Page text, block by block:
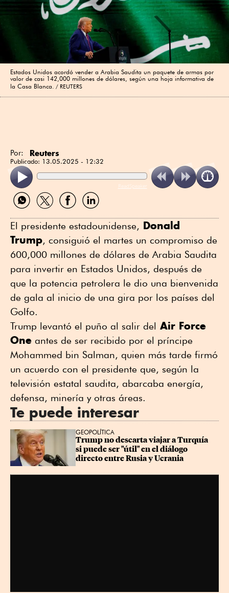
Estados Unidos acordó vender a Arabia Saudita un paquete de armas por
valor de casi 142,000 millones de dólares, según una hoja informativa de
la Casa Blanca.
REUTERS
Por: Reuters
Publicado: 13.05.2025 - 12:32
ReadSpeaker
Compartir
por
Compartir
por
Compartir
por
Compartir
por
El presidente estadounidense, Donald
Trump, consiguió el martes un compromiso de
600,000 millones de dólares de Arabia Saudita
para invertir en Estados Unidos, después de
que la potencia petrolera le dio una bienvenida
de gala al inicio de una gira por los países del
Golfo.
Trump levantó el puño al salir del Air Force
One antes de ser recibido por el príncipe
Mohammed bin Salman, quien más tarde firmó
un acuerdo con el presidente que, según la
televisión estatal saudita, abarcaba energía,
defensa, minería y otras áreas.
Te puede interesar
GEOPOLÍTICA
Trump no descarta viajar a Turquía
si puede ser "útil" en el diálogo
directo entre Rusia y Ucrania